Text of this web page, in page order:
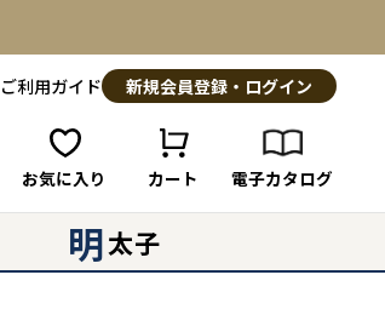
ご利用ガイド 新規会員登録・ログイン
お気に入り カート 電子カタログ
明太子